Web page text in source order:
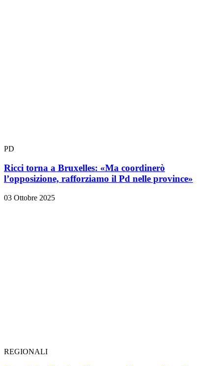
PD
Ricci torna a Bruxelles: «Ma coordinerò
l’opposizione, rafforziamo il Pd nelle province»
03 Ottobre 2025
REGIONALI